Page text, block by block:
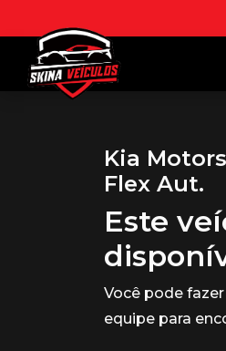
Kia
Flex Aut.
Este
Você pode
equipe para